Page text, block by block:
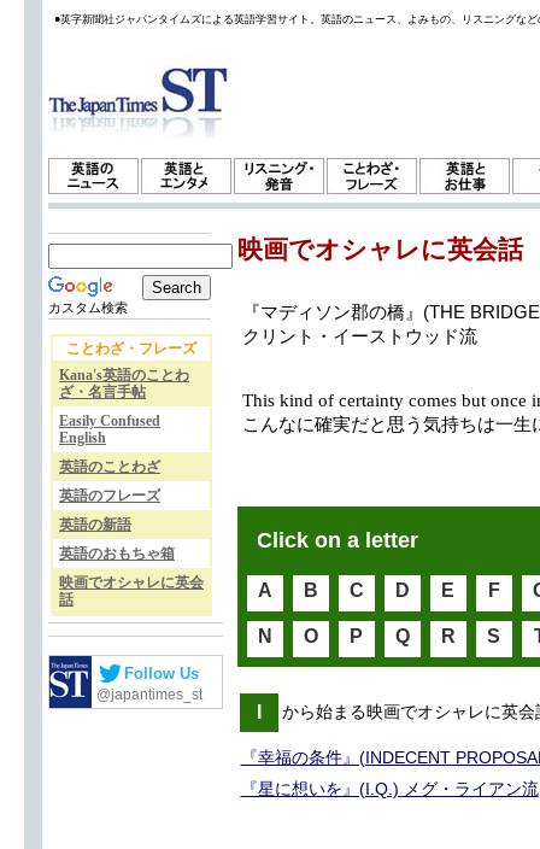
●英字新聞社ジャパンタイムズによる英語学習サイト。英語のニュース、よみもの、リスニングな
カスタム検索
ことわざ・フレーズ
Kana's英語のことわ
ざ・名言手帖
Easily Confused
English
英語のことわざ
英語のフレーズ
英語の新語
英語のおもちゃ箱
映画でオシャレに英会
話
Follow Us
@japantimes_st
映画でオシャレに英会話
『マディソン郡の橋』(THE
クリント・イーストウッド流
This kind of certainty comes but once
こんなに確実だと思う気持ちは一
Click on a letter
A B C D E F
N O P Q R S
から始まる映画でオシャレに英会
『幸福の条件』(INDECENT
『星に想いを』(I.Q.) メグ・ライアン流